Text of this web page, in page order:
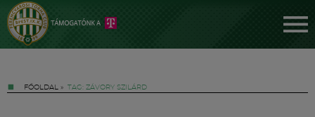
FŐOLDAL » TAG: ZÁVORY SZILÁRD